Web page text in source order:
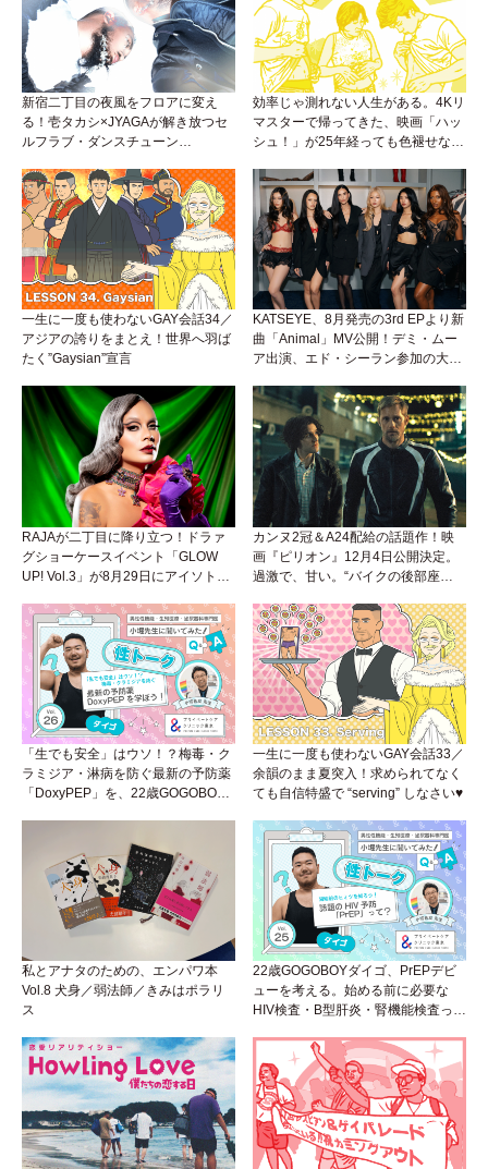
新宿二丁目の夜風をフロアに変え
る！壱タカシ×JYAGAが解き放つセ
ルフラブ・ダンスチューン
効率じゃ測れない人生がある。4Kリ
マスターで帰ってきた、映画「ハッ
シュ！」が25年経っても色褪せない
一生に一度も使わないGAY会話34／
アジアの誇りをまとえ！世界へ羽ば
たく”Gaysian”宣言
KATSEYE、8月発売の3rd EPより新
曲「Animal」MV公開！デミ・ムー
ア出演、エド・シーラン参加の大胆
RAJAが二丁目に降り立つ！ドラァ
グショーケースイベント「GLOW
UP! Vol.3」が8月29日にアイソトー
カンヌ2冠＆A24配給の話題作！映
画『ピリオン』12月4日公開決定。
過激で、甘い。“バイクの後部座
「生でも安全」はウソ！？梅毒・ク
ラミジア・淋病を防ぐ最新の予防薬
「DoxyPEP」を、22歳GOGOBOY
（Vol.26）
一生に一度も使わないGAY会話33／
余韻のまま夏突入！求められてなく
ても自信特盛で “serving” しなさい♥
私とアナタのための、エンパワ本
Vol.8 犬身／弱法師／きみはポラリ
ス
22歳GOGOBOYダイゴ、PrEPデビ
ューを考える。始める前に必要な
HIV検査・B型肝炎・腎機能検査っ
性トーク～聞きにくいことは小堀先
生に聞けばイイ！（Vol.25）